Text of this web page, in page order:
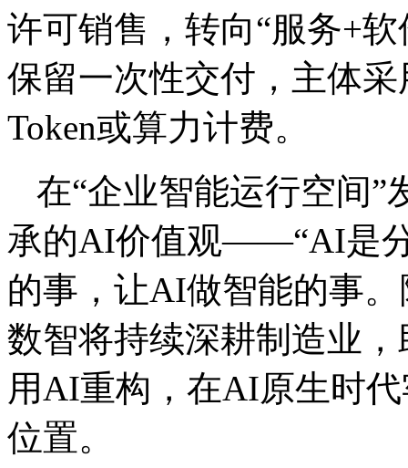
许可销售，转向“服务+
保留一次性交付，主体
Token或算力计费。
在“企业智能运行空间”
承的AI价值观——“AI是
的事，让AI做智能的事。
数智将持续深耕制造业
用AI重构，在AI原生时
位置。